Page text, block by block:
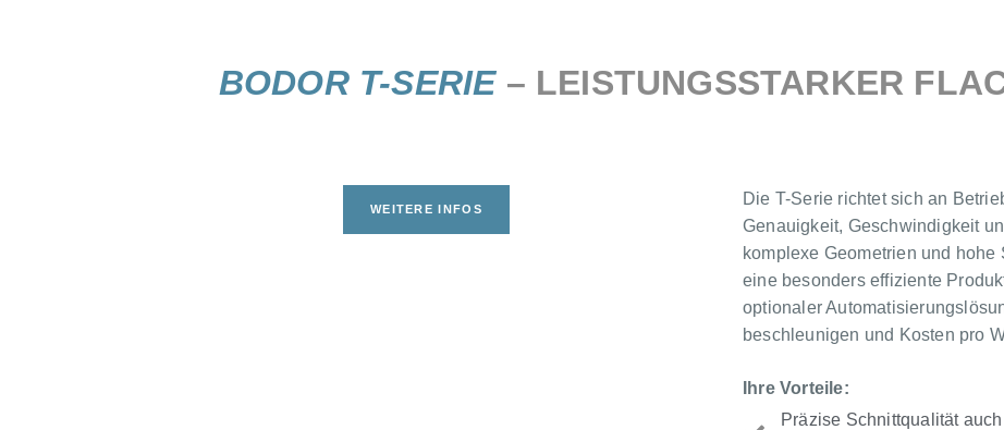
BODOR T-SERIE– LEISTUNGSSTARKER
WEITERE INFOS
Die T-Serie richtet sich an
Genauigkeit, Geschwindigkeit
komplexe Geometrien und
eine besonders effiziente
optionaler
beschleunigen und Kosten pro
Ihre Vorteile:
Präzise Schnittqualität